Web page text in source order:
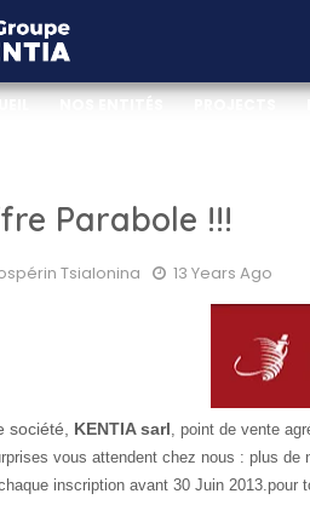
Parabole !!!
Tsialonina 13 Years Ago
société, KENTIA sarl, point de vente
vous attendent chez nous : plus de
inscription avant 30 Juin 2013.pour